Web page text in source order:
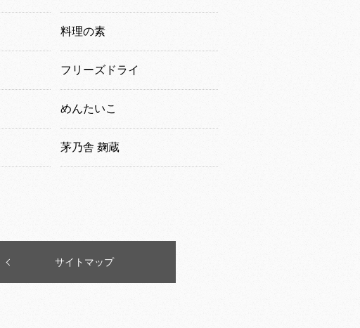
料理の素
フリーズドライ
めんたいこ
茅乃舎 麹蔵
サイトマップ